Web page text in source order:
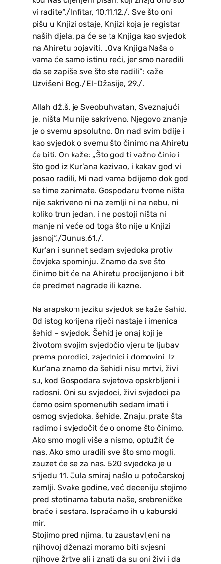
vi radite“./Infitar, 10,11,12./. Sve što oni
pišu u Knjizi ostaje, Knjizi koja je registar
naših djela, pa će se ta Knjiga kao svjedok
na Ahiretu pojaviti. „Ova Knjiga Naša o
vama će samo istinu reći, jer smo naredili
da se zapiše sve što ste radili“: kaže
Uzvišeni Bog./El-Džasije, 29./.
Allah dž.š. je Sveobuhvatan, Sveznajući
je, ništa Mu nije sakriveno. Njegovo znanje
je o svemu apsolutno. On nad svim bdije i
kao svjedok o svemu što činimo na Ahiretu
će biti. On kaže: „Što god ti važno činio i
što god iz Kur’ana kazivao, i kakav god vi
posao radili, Mi nad vama bdijemo dok god
se time zanimate. Gospodaru tvome ništa
nije sakriveno ni na zemlji ni na nebu, ni
koliko trun jedan, i ne postoji ništa ni
manje ni veće od toga što nije u Knjizi
jasnoj“./Junus,61./.
Kur’an i sunnet sedam svjedoka protiv
čovjeka spominju. Znamo da sve što
činimo bit će na Ahiretu procijenjeno i bit
će predmet nagrade ili kazne.
Na arapskom jeziku svjedok se kaže šahid.
Od istog korijena riječi nastaje i imenica
šehid – svjedok. Šehid je onaj koji je
životom svojim svjedočio vjeru te ljubav
prema porodici, zajednici i domovini. Iz
Kur’ana znamo da šehidi nisu mrtvi, živi
su, kod Gospodara svjetova opskrbljeni i
radosni. Oni su svjedoci, živi svjedoci pa
ćemo osim spomenutih sedam imati i
osmog svjedoka, šehide. Znaju, prate šta
radimo i svjedočit će o onome što činimo.
Ako smo mogli više a nismo, optužit će
nas. Ako smo uradili sve što smo mogli,
zauzet će se za nas. 520 svjedoka je u
srijedu 11. Jula smiraj našlo u potočarskoj
zemlji. Svake godine, već deceniju stojimo
pred stotinama tabuta naše, srebreničke
braće i sestara. Ispraćamo ih u kaburski
mir.
Stojimo pred njima, tu zaustavljeni na
njihovoj dženazi moramo biti svjesni
njihove žrtve ali i znati da su oni živi i da